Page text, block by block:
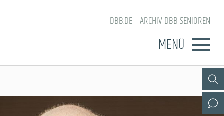
DBB.DE ARCHIV DBB SENIOREN
MENÜ